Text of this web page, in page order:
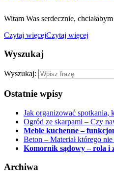
Witam Was serdecznie,
Czytaj więcejCzytaj więcej
Wyszukaj
Wyszukaj:
Ostatnie wpisy
Jak organizować spotkania,
Ogród ze skarpami – Czy
Meble kuchenne –
Beton – Materiał którego
Komornik sądowy – rola i
Archiwa